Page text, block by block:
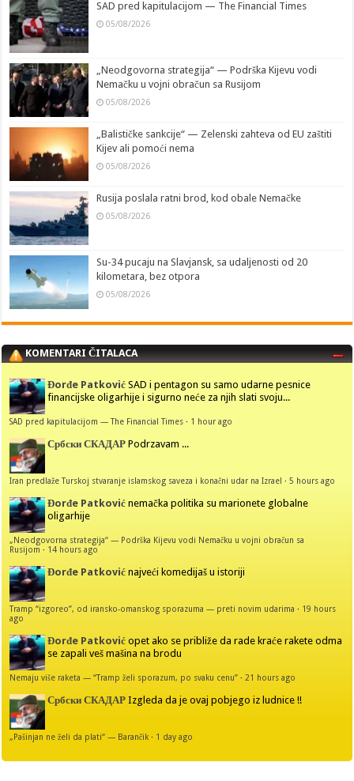
SAD pred kapitulacijom — The Financial Times
05/08/2026
„Neodgovorna strategija“ — Podrška Kijevu vodi
Nemačku u vojni obračun sa Rusijom
05/08/2026
„Balističke sankcije“ — Zelenski zahteva od EU zaštiti
Kijev ali pomoći nema
05/08/2026
Rusija poslala ratni brod, kod obale Nemačke
05/08/2026
Su-34 pucaju na Slavjansk, sa udaljenosti od 20
kilometara, bez otpora
05/08/2026
KOMENTARI ČITALACA
Đorđe Patković SAD i pentagon su samo udarne pesnice
financijske oligarhije i sigurno neće za njih slati svoju...
SAD pred kapitulacijom — The Financial Times · 1 hour ago
Србски СКАДАР Podrzavam ...
Iran predlaže Turskoj stvaranje islamskog saveza i konačni udar na Izrael ·5 hours ago
Đorđe Patković nemačka politika su marionete globalne
oligarhije
„Neodgovorna strategija“ — Podrška Kijevu vodi Nemačku u vojni obračun sa
Rusijom · 14 hours ago
Đorđe Patković najveći komedijaš u istoriji
Tramp “izgoreo”, od iransko-omanskog sporazuma — preti novim udarima · 19 hours
ago
Đorđe Patković opet ako se približe da rade kraće rakete odma
se zapali veš mašina na brodu
Nemaju više raketa — “Tramp želi sporazum, po svaku cenu” ·21 hours ago
Србски СКАДАР Izgleda da je ovaj pobjego iz ludnice !!
„Pašinjan ne želi da plati“ — Barančik · 1 day ago